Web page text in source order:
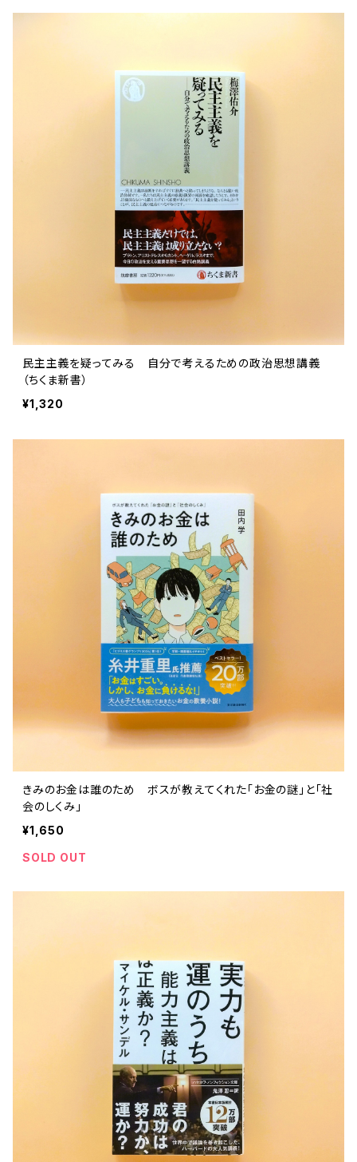
民主主義を疑ってみる 自分で考えるための政治思想講義
（ちくま新書）
¥1,320
きみのお金は誰のため ボスが教えてくれた「お金の謎」と「社
会のしくみ」
¥1,650
SOLD OUT